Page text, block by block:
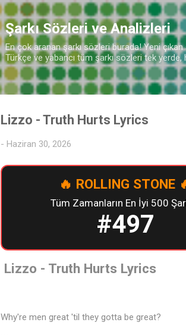
Şarkı Sözleri ve Analizleri
En çok aranan şarkı sözleri burada! Yeni
Türkçe ve yabancı tüm şarkı sözleri tek yerde,
Lizzo - Truth Hurts Lyrics
- Haziran 30, 2026
🔥 ROLLING STONE
Tüm Zamanların En İyi 500
#497
Lizzo - Truth Hurts Lyrics
Why're men great 'til they gotta be great?